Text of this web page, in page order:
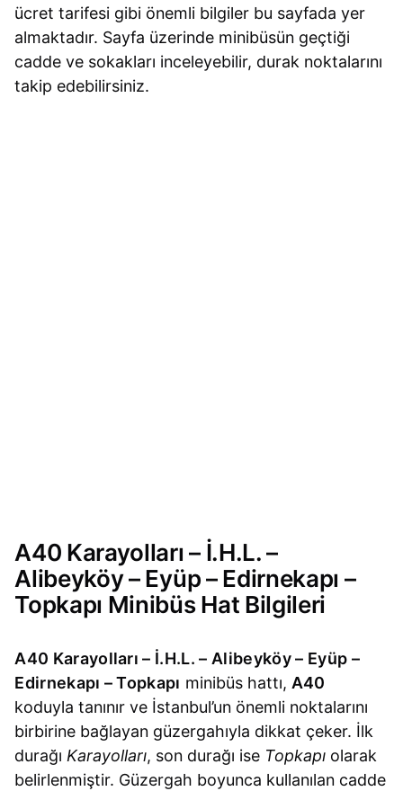
ücret tarifesi gibi önemli bilgiler bu sayfada yer
almaktadır. Sayfa üzerinde minibüsün geçtiği
cadde ve sokakları inceleyebilir, durak noktalarını
takip edebilirsiniz.
A40 Karayolları – İ.H.L. –
Alibeyköy – Eyüp – Edirnekapı –
Topkapı Minibüs Hat Bilgileri
A40 Karayolları – İ.H.L. – Alibeyköy – Eyüp –
Edirnekapı – Topkapı minibüs hattı, A40
koduyla tanınır ve İstanbul’un önemli noktalarını
birbirine bağlayan güzergahıyla dikkat çeker. İlk
durağı Karayolları, son durağı ise Topkapı olarak
belirlenmiştir. Güzergah boyunca kullanılan cadde